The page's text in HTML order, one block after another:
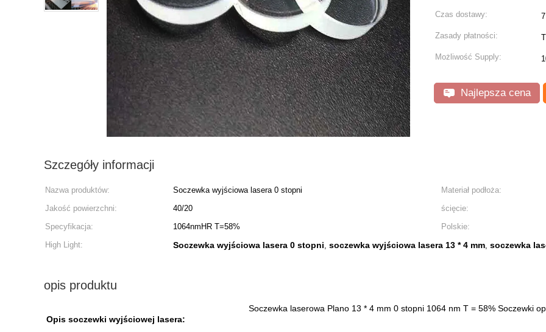
Czas dostawy:
Zasady płatności:
Możliwość Supply:
Najlepsza cena
Szczegóły informacji
Nazwa produktów: Soczewka wyjściowa lasera 0 stopni Materiał podłoża:
Jakość powierzchni:
40/20 ścięcie:
Specyfikacja:
1064nmHR T=58% Polskie:
High Light:
Soczewka wyjściowa lasera 0 stopni, soczewka wyjściowa lasera 13 * 4 mm, soczewka
opis produktu
Soczewka laserowa Plano 13 * 4 mm 0 stopni 1064 nm T = 58% Soczewki
Opis soczewki wyjściowej lasera: